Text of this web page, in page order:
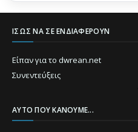
ΊΣΩΣ ΝΑ ΣΕ ΕΝΔΙΑΦΈΡΟΥΝ
Είπαν για το dwrean.net
Συνεντεύξεις
ΑΥΤΌ ΠΟΥ ΚΆΝΟΥΜΕ...